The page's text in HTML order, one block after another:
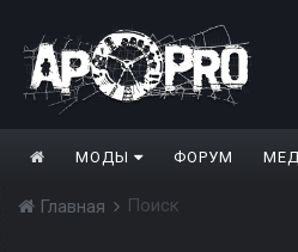
МОДЫ ФОРУМ
Главная Поиск